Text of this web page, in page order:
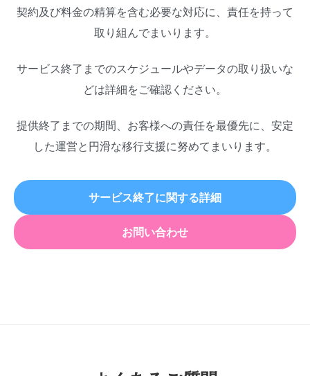
契約及び料金の精算を含む必要な対応に、責任を持って
取り組んでまいります。
サービス終了までのスケジュールやデータの取り扱いな
どは詳細をご確認ください。
提供終了までの期間、お客様への責任を最優先に、安定
した運営と円滑な移行支援に努めてまいります。
サービス終了に関する詳細
お問い合わせ